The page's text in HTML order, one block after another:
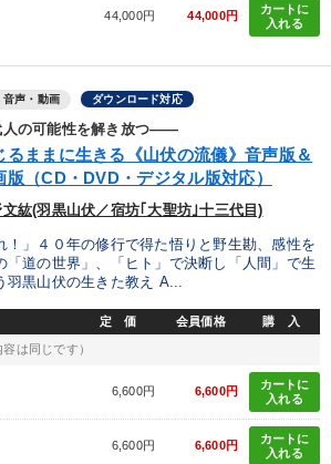
44,000円 44,000円
カートに
入れる
音声・動画 ダウンロード対応
人の可能性を解き放つ――
るままに生きる《山伏の流儀》音声版＆
版（CD・DVD・デジタル版対応）
紘(羽黒山伏／宿坊｢大聖坊｣十三代目)
！」４０年の修行で得た悟りと野生勘、感性を
「道の世界」、「ヒト」で決断し「人間」で生
黒山伏の生きた教え A...
定 価 会員価格 購 入
は同じです）
6,600円 6,600円
カートに
入れる
6,600円 6,600円
カートに
入れる